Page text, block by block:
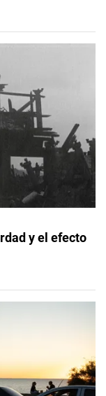
y el efecto